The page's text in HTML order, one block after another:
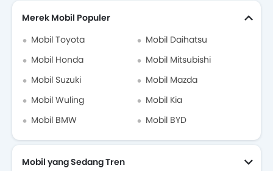
Modifikasi Daihatsu Ayla
Dealer Daihatsu di jakarta-selatan
Merek Mobil Populer
Mobil Toyota
Mobil Daihatsu
Mobil Honda
Mobil Mitsubishi
Mobil Suzuki
Mobil Mazda
Mobil Wuling
Mobil Kia
Mobil BMW
Mobil BYD
Mobil yang Sedang Tren